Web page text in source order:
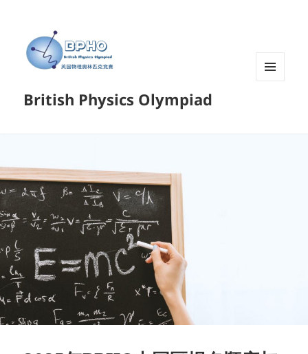
British Physics Olympiad